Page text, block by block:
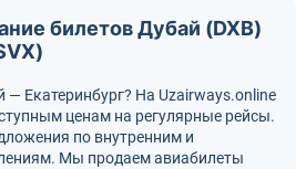
билетов Дубай (DXB)
Екатеринбург? На Uzairways.online
ценам на регулярные рейсы.
по внутренним и
Мы продаем авиабилеты